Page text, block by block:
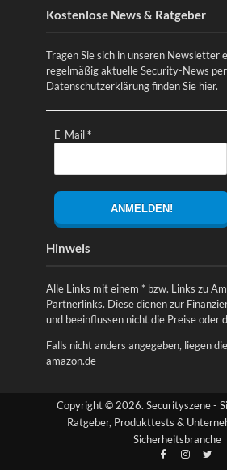
Kostenlose News & Ratgeber
Tragen Sie sich in unseren Newsletter
regelmäßig aktuelle Security-News
Datenschutzerklärung finden Sie hier.
E-Mail*
Hinweis
Alle Links mit einem * bzw. Links zu
Partnerlinks. Diese dienen zur
und beeinflussen nicht die Preise oder
Falls nicht anders angegeben, liegen
amazon.de
Copyright © 2026. Securityszene -
Ratgeber, Produkttests &
Sicherheitsbranche